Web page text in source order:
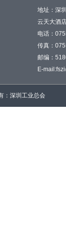
地址：深
云天大酒
电话：
传真：
邮编：
E-mail:
：深圳工业总会